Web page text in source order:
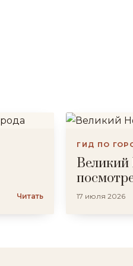
Читать
ГИД ПО
Великий
17 июля 2026